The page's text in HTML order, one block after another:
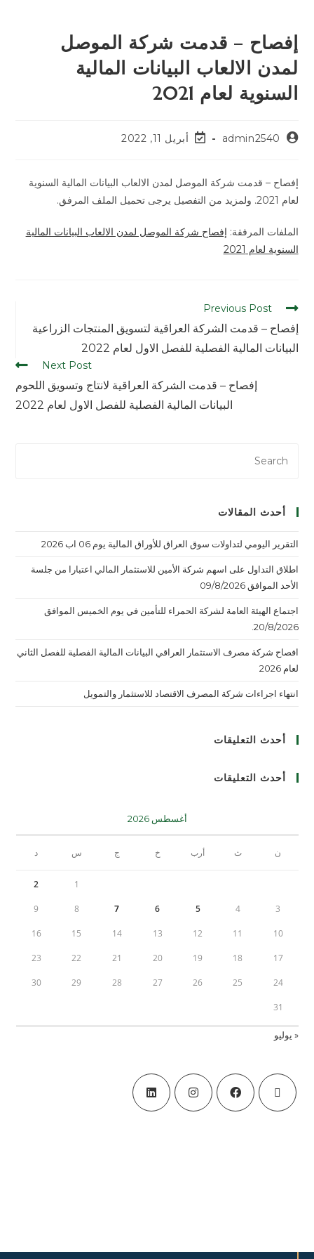
إفصاح – قدمت شركة الموصل
لمدن الالعاب البيانات المالية
السنوية لعام 2021
admin2540 أبريل 11, 2022
إفصاح – قدمت شركة الموصل لمدن الالعاب البيانات المالية السنوية
لعام 2021. ولمزيد من التفصيل يرجى تحميل الملف المرفق.
الملفات المرفقة: إفصاح شركة الموصل لمدن الالعاب البيانات المالية
السنوية لعام 2021
Previous Post
إفصاح – قدمت الشركة العراقية لتسويق المنتجات الزراعية
البيانات المالية الفصلية للفصل الاول لعام 2022
Next Post
إفصاح – قدمت الشركة العراقية لانتاج وتسويق اللحوم
البيانات المالية الفصلية للفصل الاول لعام 2022
أحدث المقالات
التقرير اليومي لتداولات سوق العراق للأوراق المالية يوم 06 اب 2026
اطلاق التداول على اسهم شركة الأمين للاستثمار المالي اعتبارا من جلسة
الأحد الموافق 09/8/2026
اجتماع الهيئة العامة لشركة الحمراء للتأمين في يوم الخميس الموافق
20/8/2026.
افصاح شركة مصرف الاستثمار العراقي البيانات المالية الفصلية للفصل الثاني
لعام 2026
انتهاء اجراءات شركة المصرف الاقتصاد للاستثمار والتمويل
أحدث التعليقات
أحدث التعليقات
أغسطس 2026
ن ث أرب خ ج س د
1
2
3
4
5
6
7
8
9
10
11
12
13
14
15
16
17
18
19
20
21
22
23
24
25
26
27
28
29
30
31
« يوليو